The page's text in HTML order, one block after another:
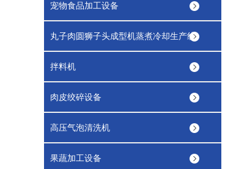
宠物食品加工设备
丸子肉圆狮子头成型机蒸煮冷却生产线
拌料机
肉皮绞碎设备
高压气泡清洗机
果蔬加工设备